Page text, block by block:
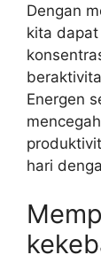
Dengan
kita
Energen
hari